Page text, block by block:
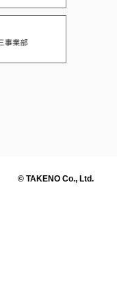
© TAKENO Co., Ltd.